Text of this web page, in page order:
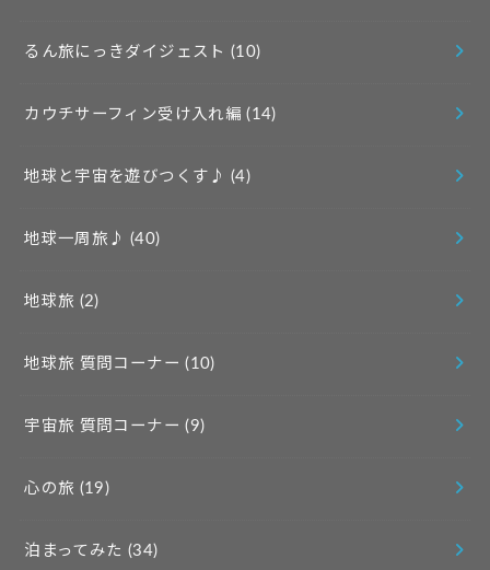
るん旅にっきダイジェスト (10)
カウチサーフィン受け入れ編(14)
地球と宇宙を遊びつくす♪ (4)
地球一周旅♪ (40)
地球旅 (2)
地球旅 質問コーナー(10)
宇宙旅 質問コーナー(9)
心の旅 (19)
泊まってみた (34)